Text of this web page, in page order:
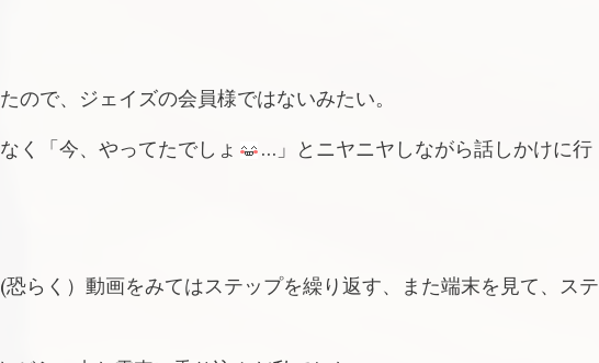
ので、ジェイズの会員様ではないみたい。
く「今、やってたでしょ
…」とニヤニヤしながら話しかけに行
らく）動画をみてはステップを繰り返す、また端末を見て、ステ